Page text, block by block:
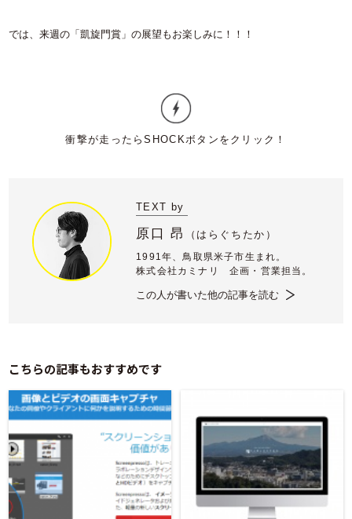
では、来週の「凱旋門賞」の展望もお楽しみに！！！
TEXT by
原口 昂 （ はらぐちたか）
1991年、鳥取県米子市生まれ。
株式会社カミナリ 企画・営業担当。
この人が書いた他の記事を読む
こちらの記事もおすすめです